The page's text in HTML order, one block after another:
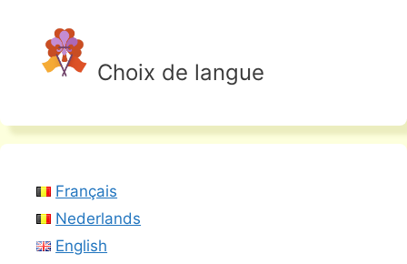
Choix de langue
Français
Nederlands
English